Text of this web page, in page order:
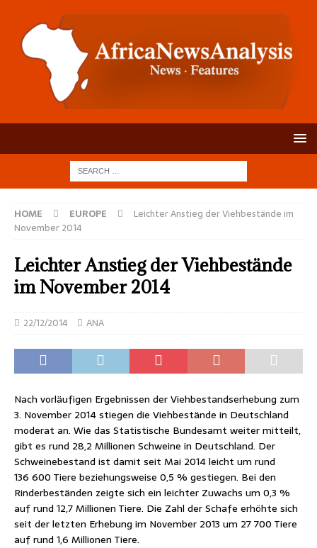
HOME EUROPE
Leichter An­stieg der Vieh­bestände im
Novem­ber 2014
Leichter An­stieg der Vieh­bestände
im Novem­ber 2014
22/12/2014 ANA
Nach vorläufigen Ergebnissen der Viehbestandserhebung zum
3. November 2014 stiegen die Viehbestände in Deutschland
moderat an. Wie das Statistische Bundesamt weiter mitteilt,
gibt es rund 28,2 Millionen Schweine in Deutschland. Der
Schweinebestand ist damit seit Mai 2014 leicht um rund
136 600 Tiere beziehungsweise 0,5 % gestiegen. Bei den
Rinderbeständen zeigte sich ein leichter Zuwachs um 0,3 %
auf rund 12,7 Millionen Tiere. Die Zahl der Schafe erhöhte sich
seit der letzten Erhebung im November 2013 um 27 700 Tiere
auf rund 1,6 Millionen Tiere.